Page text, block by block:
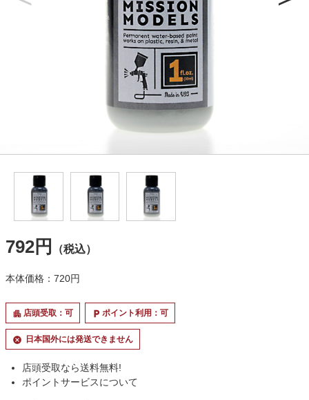
792円 （税込）
本体価格：720円
apartment 店頭受取：可 local_parking ポイント利用：可
cancel 日本国外には発送できません
店頭受取なら送料無料!
ポイントサービスについて